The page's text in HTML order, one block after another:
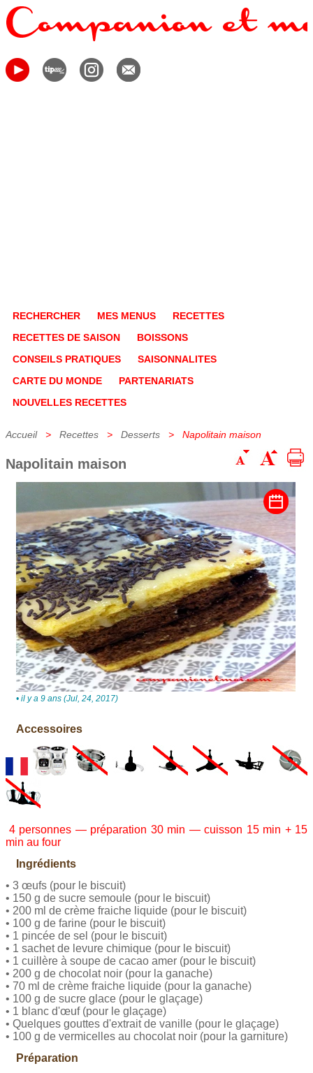
RECHERCHER MES MENUS
RECETTES
RECETTES DE SAISON
BOISSONS
CONSEILS PRATIQUES
SAISONNALITES
CARTE DU MONDE
PARTENARIATS
NOUVELLES RECETTES
Accueil> Recettes > Desserts > Napolitain maison
Napolitain maison
• il y a 9 ans (Jul, 24, 2017)
Accessoires
4 personnes — préparation 30 min — cuisson 15 min + 15
min au four
Ingrédients
• 3 œufs (pour le biscuit)
• 150 g de sucre semoule (pour le biscuit)
• 200 ml de crème fraiche liquide (pour le biscuit)
• 100 g de farine (pour le biscuit)
• 1 pincée de sel (pour le biscuit)
• 1 sachet de levure chimique (pour le biscuit)
• 1 cuillère à soupe de cacao amer (pour le biscuit)
• 200 g de chocolat noir (pour la ganache)
• 70 ml de crème fraiche liquide (pour la ganache)
• 100 g de sucre glace (pour le glaçage)
• 1 blanc d'œuf (pour le glaçage)
• Quelques gouttes d'extrait de vanille (pour le glaçage)
• 100 g de vermicelles au chocolat noir (pour la garniture)
Préparation